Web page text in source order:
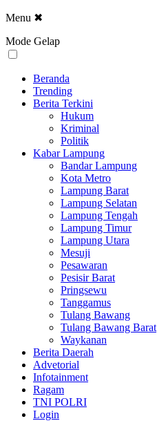
Menu ✖
Mode Gelap
Beranda
Trending
Berita Terkini
Hukum
Kriminal
Politik
Kabar Lampung
Bandar Lampung
Kota Metro
Lampung Barat
Lampung Selatan
Lampung Tengah
Lampung Timur
Lampung Utara
Mesuji
Pesawaran
Pesisir Barat
Pringsewu
Tanggamus
Tulang Bawang
Tulang Bawang Barat
Waykanan
Berita Daerah
Advetorial
Infotainment
Ragam
TNI POLRI
Login